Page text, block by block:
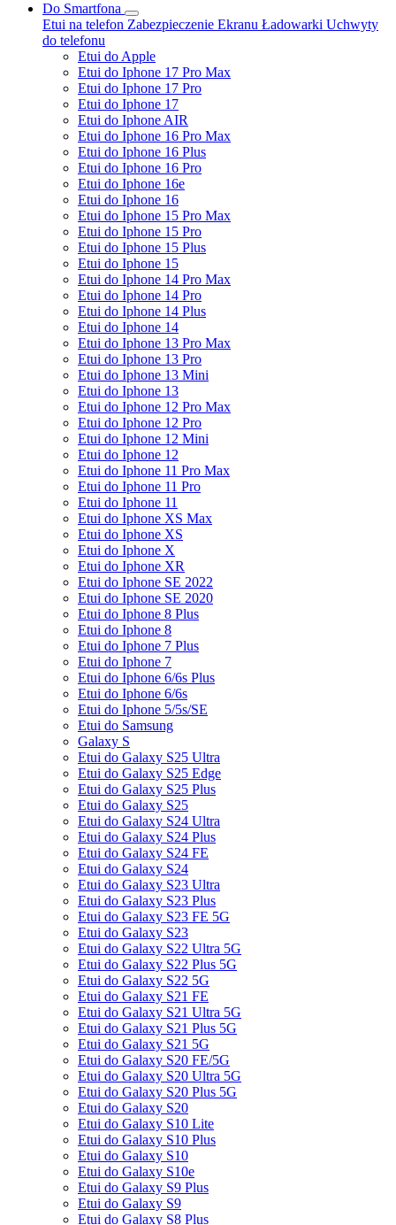
Do Smartfona
Etui na telefon Zabezpieczenie Ekranu Ładowarki Uchwyty
do telefonu
Etui do Apple
Etui do Iphone 17 Pro Max
Etui do Iphone 17 Pro
Etui do Iphone 17
Etui do Iphone AIR
Etui do Iphone 16 Pro Max
Etui do Iphone 16 Plus
Etui do Iphone 16 Pro
Etui do Iphone 16e
Etui do Iphone 16
Etui do Iphone 15 Pro Max
Etui do Iphone 15 Pro
Etui do Iphone 15 Plus
Etui do Iphone 15
Etui do Iphone 14 Pro Max
Etui do Iphone 14 Pro
Etui do Iphone 14 Plus
Etui do Iphone 14
Etui do Iphone 13 Pro Max
Etui do Iphone 13 Pro
Etui do Iphone 13 Mini
Etui do Iphone 13
Etui do Iphone 12 Pro Max
Etui do Iphone 12 Pro
Etui do Iphone 12 Mini
Etui do Iphone 12
Etui do Iphone 11 Pro Max
Etui do Iphone 11 Pro
Etui do Iphone 11
Etui do Iphone XS Max
Etui do Iphone XS
Etui do Iphone X
Etui do Iphone XR
Etui do Iphone SE 2022
Etui do Iphone SE 2020
Etui do Iphone 8 Plus
Etui do Iphone 8
Etui do Iphone 7 Plus
Etui do Iphone 7
Etui do Iphone 6/6s Plus
Etui do Iphone 6/6s
Etui do Iphone 5/5s/SE
Etui do Samsung
Galaxy S
Etui do Galaxy S25 Ultra
Etui do Galaxy S25 Edge
Etui do Galaxy S25 Plus
Etui do Galaxy S25
Etui do Galaxy S24 Ultra
Etui do Galaxy S24 Plus
Etui do Galaxy S24 FE
Etui do Galaxy S24
Etui do Galaxy S23 Ultra
Etui do Galaxy S23 Plus
Etui do Galaxy S23 FE 5G
Etui do Galaxy S23
Etui do Galaxy S22 Ultra 5G
Etui do Galaxy S22 Plus 5G
Etui do Galaxy S22 5G
Etui do Galaxy S21 FE
Etui do Galaxy S21 Ultra 5G
Etui do Galaxy S21 Plus 5G
Etui do Galaxy S21 5G
Etui do Galaxy S20 FE/5G
Etui do Galaxy S20 Ultra 5G
Etui do Galaxy S20 Plus 5G
Etui do Galaxy S20
Etui do Galaxy S10 Lite
Etui do Galaxy S10 Plus
Etui do Galaxy S10
Etui do Galaxy S10e
Etui do Galaxy S9 Plus
Etui do Galaxy S9
Etui do Galaxy S8 Plus